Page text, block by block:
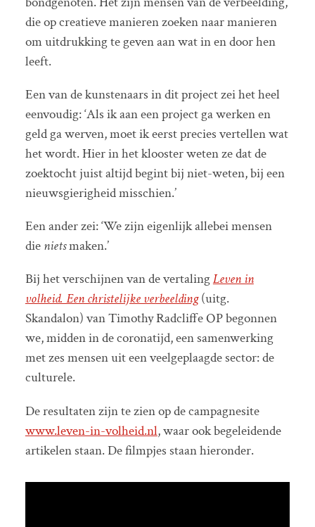
die op creatieve manieren zoeken naar manieren
om uitdrukking te geven aan wat in en door hen
leeft.
Een van de kunstenaars in dit project zei het heel
eenvoudig: ‘Als ik aan een project ga werken en
geld ga werven, moet ik eerst precies vertellen wat
het wordt. Hier in het klooster weten ze dat de
zoektocht juist altijd begint bij niet-weten, bij een
nieuwsgierigheid misschien.’
Een ander zei: ‘We zijn eigenlijk allebei mensen
die nietsmaken.’
Bij het verschijnen van de vertalingLeven in
volheid. Een christelijke verbeelding(uitg.
Skandalon) van Timothy Radcliffe OP begonnen
we, midden in de coronatijd, een samenwerking
met zes mensen uit een veelgeplaagde sector: de
culturele.
De resultaten zijn te zien op de campagnesite
www.leven-in-volheid.nl, waar ook begeleidende
artikelen staan. De filmpjes staan hieronder.